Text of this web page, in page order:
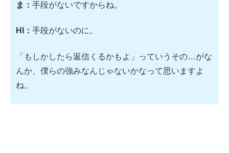
ま： 手段がないですからね。
HI： 手段がないのに。
「もしかしたら返信くるかもよ」っていうその…がな
んか、僕らの強みなんじゃないかなって思いますよ
ね。